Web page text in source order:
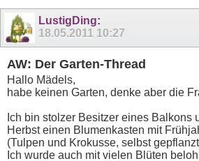
LustigDing:
18.05.2011 10:27
AW: Der Garten-Thread
Hallo Mädels,
habe keinen Garten, denke aber die
Ich bin stolzer Besitzer eines Balkons
Herbst einen Blumenkasten mit
(Tulpen und Krokusse, selbst
Ich wurde auch mit vielen Blüten